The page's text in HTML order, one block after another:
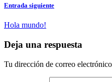
Entrada siguiente
Hola mundo!
Deja una respuesta
Tu dirección de correo